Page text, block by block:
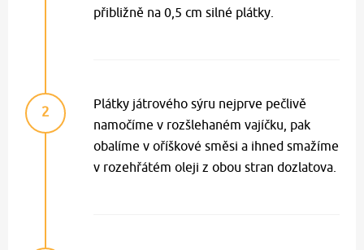
přibližně na 0,5 cm silné plátky.
2
Plátky játrového sýru nejprve pečlivě
namočíme v rozšlehaném vajíčku, pak
obalíme v oříškové směsi a ihned smažíme
v rozehřátém oleji z obou stran dozlatova.